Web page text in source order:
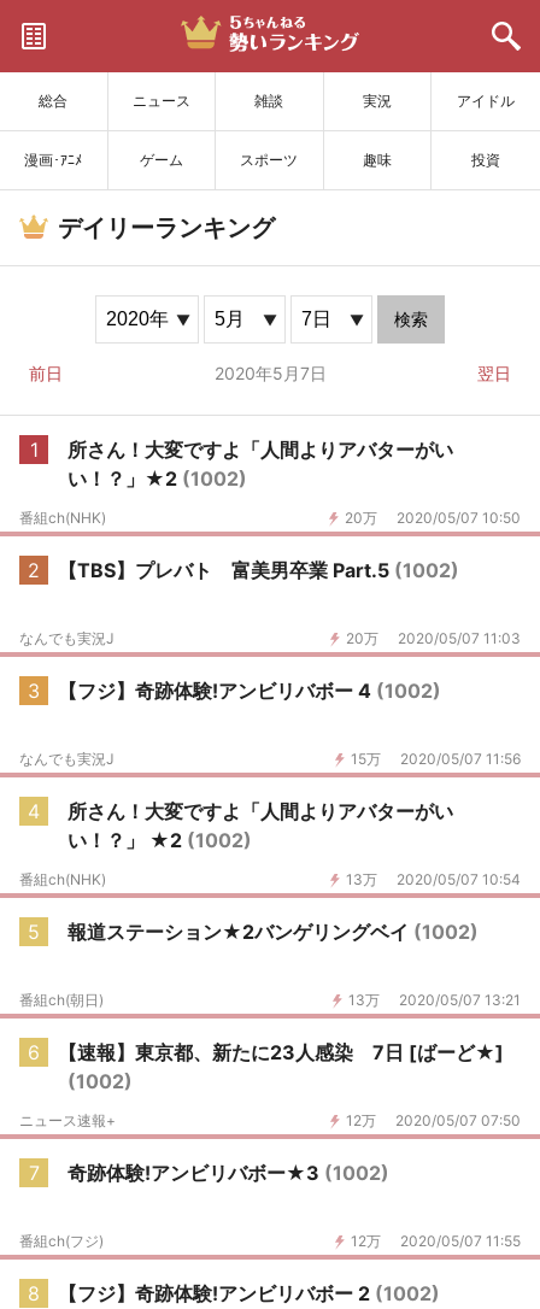
総合 ニュース 雑談 実況 アイドル
漫画･ｱﾆﾒ ゲーム スポーツ 趣味 投資
サイトを更新
デイリーランキング
検索
前日 2020年5月7日 翌日
1
所さん！大変ですよ「人間よりアバターがい
い！？」★2 (1002)
20万 2020/05/07 10:50
番組ch(NHK)
2 【TBS】プレバト 富美男卒業 Part.5 (1002)
20万 2020/05/07 11:03
なんでも実況J
3 【フジ】奇跡体験!アンビリバボー 4 (1002)
15万 2020/05/07 11:56
なんでも実況J
4
所さん！大変ですよ「人間よりアバターがい
い！？」 ★2 (1002)
13万 2020/05/07 10:54
番組ch(NHK)
5 報道ステーション★2バンゲリングベイ (1002)
13万 2020/05/07 13:21
番組ch(朝日)
6
【速報】東京都、新たに23人感染 7日 [ばーど★]
(1002)
12万 2020/05/07 07:50
ニュース速報+
7 奇跡体験!アンビリバボー★3 (1002)
12万 2020/05/07 11:55
番組ch(フジ)
8 【フジ】奇跡体験!アンビリバボー 2 (1002)